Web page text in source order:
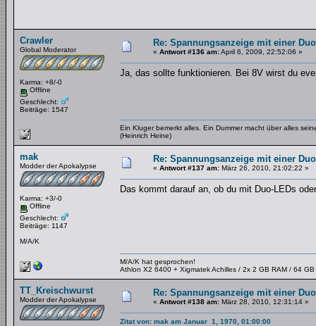
Crawler
Global Moderator
Karma: +8/-0
Offline
Geschlecht:
Beiträge: 1547
Re: Spannungsanzeige mit einer
« Antwort #136 am:April 6, 2009, 22:52:06 »
Ja, das sollte funktionieren. Bei 8V wirst du
Ein Kluger bemerkt alles. Ein Dummer macht über alles
(Heinrich Heine)
mak
Modder der Apokalypse
Karma: +3/-0
Offline
Geschlecht:
Beiträge: 1147
M/A/K
Re: Spannungsanzeige mit einer
« Antwort #137 am: März 26, 2010, 21:02:22 »
Das kommt darauf an, ob du mit Duo-LEDs
M/A/K hat gesprochen!
Athlon X2 6400 + Xigmatek Achilles / 2x 2 GB RAM / 64 GB
TT_Kreischwurst
Modder der Apokalypse
Re: Spannungsanzeige mit einer
« Antwort #138 am: März 28, 2010, 12:31:14 »
Zitat von: mak am Januar 1, 1970, 01:00:00